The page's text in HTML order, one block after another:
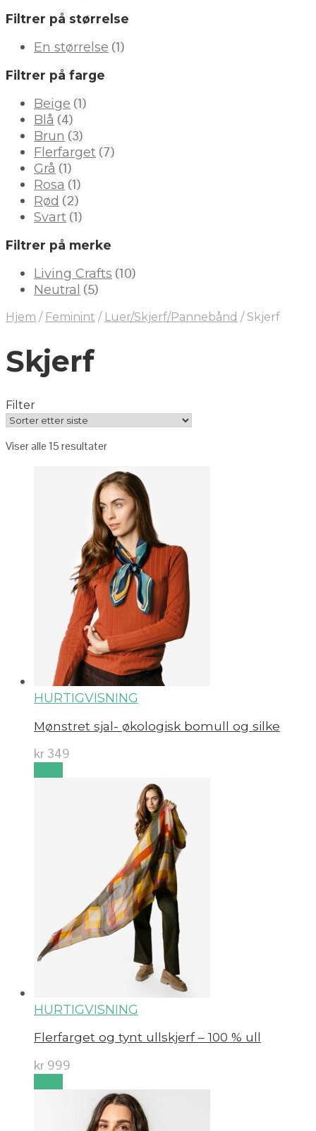
Filtrer på størrelse
En størrelse (1)
Filtrer på farge
Beige (1)
Blå (4)
Brun (3)
Flerfarget (7)
Grå (1)
Rosa (1)
Rød (2)
Svart (1)
Filtrer på merke
Living Crafts (10)
Neutral (5)
Hjem / Feminint / Luer/Skjerf/Pannebånd / Skjerf
Skjerf
Filter
Viser alle 15 resultater
HURTIGVISNING
Mønstret sjal- økologisk bomull og silke
kr 349
HURTIGVISNING
Flerfarget og tynt ullskjerf – 100 % ull
kr 999